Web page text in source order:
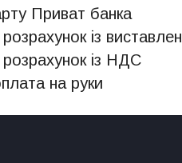
Приват банка
із
із НДС
на руки